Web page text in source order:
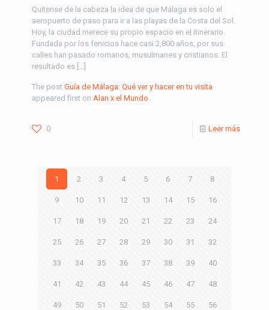
Quítense de la cabeza la idea de que Málaga es solo el
aeropuerto de paso para ir a las playas de la Costa del Sol.
Hoy, la ciudad merece su propio espacio en el itinerario.
Fundada por los fenicios hace casi 2,800 años, por sus
calles han pasado romanos, musulmanes y cristianos. El
resultado es […]
The post Guía de Málaga: Qué ver y hacer en tu visita
appeared first on Alan x el Mundo
0 Leer más
1 2 3 4 5 6 7 8
9 10 11 12 13 14 15 16
17 18 19 20 21 22 23 24
25 26 27 28 29 30 31 32
33 34 35 36 37 38 39 40
41 42 43 44 45 46 47 48
49 50 51 52 53 54 55 56